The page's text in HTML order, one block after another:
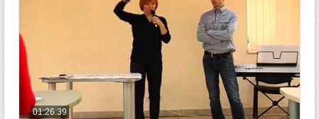
01:26:39